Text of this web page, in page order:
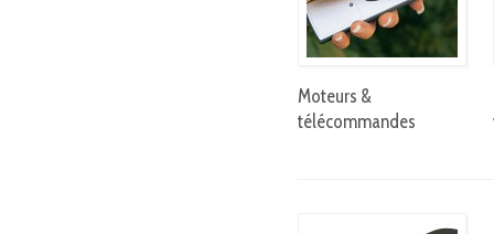
Moteurs &
télécommandes